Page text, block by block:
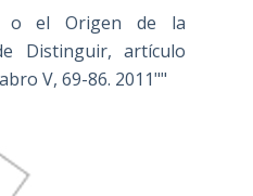
o el Origen de la
Distinguir, artículo
V, 69-86. 2011""